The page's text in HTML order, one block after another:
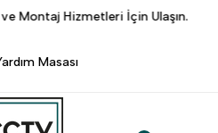
Montaj Hizmetleri İçin Ulaşın.
Masası